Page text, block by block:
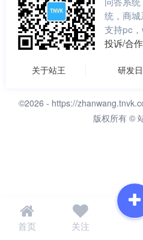
统，商
支持pc
投诉/合
关于站王 研发
©2026 - https://
版权所有 ©
首页 关注